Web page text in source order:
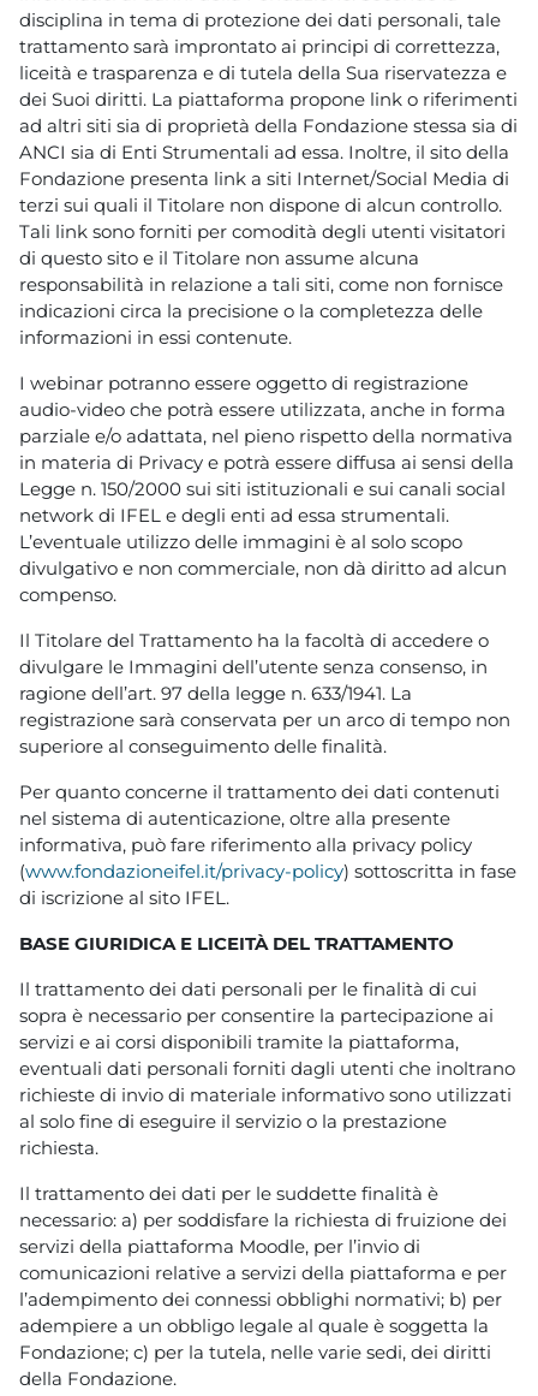
disciplina in tema di protezione dei dati personali, tale
trattamento sarà improntato ai principi di correttezza,
liceità e trasparenza e di tutela della Sua riservatezza e
dei Suoi diritti. La piattaforma propone link o riferimenti
ad altri siti sia di proprietà della Fondazione stessa sia di
ANCI sia di Enti Strumentali ad essa. Inoltre, il sito della
Fondazione presenta link a siti Internet/Social Media di
terzi sui quali il Titolare non dispone di alcun controllo.
Tali link sono forniti per comodità degli utenti visitatori
di questo sito e il Titolare non assume alcuna
responsabilità in relazione a tali siti, come non fornisce
indicazioni circa la precisione o la completezza delle
informazioni in essi contenute.
I webinar potranno essere oggetto di registrazione
audio-video che potrà essere utilizzata, anche in forma
parziale e/o adattata, nel pieno rispetto della normativa
in materia di Privacy e potrà essere diffusa ai sensi della
Legge n. 150/2000 sui siti istituzionali e sui canali social
network di IFEL e degli enti ad essa strumentali.
L’eventuale utilizzo delle immagini è al solo scopo
divulgativo e non commerciale, non dà diritto ad alcun
compenso.
Il Titolare del Trattamento ha la facoltà di accedere o
divulgare le Immagini dell’utente senza consenso, in
ragione dell’art. 97 della legge n. 633/1941. La
registrazione sarà conservata per un arco di tempo non
superiore al conseguimento delle finalità.
Per quanto concerne il trattamento dei dati contenuti
nel sistema di autenticazione, oltre alla presente
informativa, può fare riferimento alla privacy policy
(www.fondazioneifel.it/privacy-policy) sottoscritta in fase
di iscrizione al sito IFEL.
BASE GIURIDICA E LICEITÀ DEL TRATTAMENTO
Il trattamento dei dati personali per le finalità di cui
sopra è necessario per consentire la partecipazione ai
servizi e ai corsi disponibili tramite la piattaforma,
eventuali dati personali forniti dagli utenti che inoltrano
richieste di invio di materiale informativo sono utilizzati
al solo fine di eseguire il servizio o la prestazione
richiesta.
Il trattamento dei dati per le suddette finalità è
necessario: a) per soddisfare la richiesta di fruizione dei
servizi della piattaforma Moodle, per l’invio di
comunicazioni relative a servizi della piattaforma e per
l’adempimento dei connessi obblighi normativi; b) per
adempiere a un obbligo legale al quale è soggetta la
Fondazione; c) per la tutela, nelle varie sedi, dei diritti
della Fondazione.